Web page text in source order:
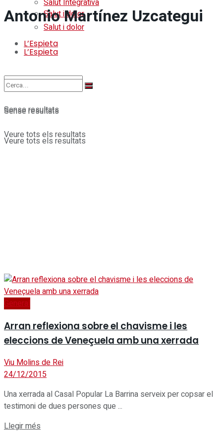
Salut i dolor
L’Espieta
Sense resultats
Veure tots els resultats
Salut Integrativa
Salut i dolor
L’Espieta
Sense resultats
Veure tots els resultats
Antonio Martínez Uzcategui
General
Arran reflexiona sobre el chavisme i les
eleccions de Veneçuela amb una xerrada
Viu Molins de Rei
24/12/2015
Una xerrada al Casal Popular La Barrina serveix per copsar el
testimoni de dues persones que ...
Llegir més